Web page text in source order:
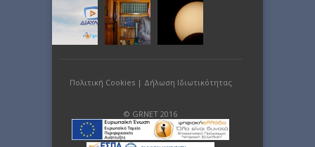
Πολιτική Cookies| Δήλωση Ιδιωτικότητας
© GRNET 2016